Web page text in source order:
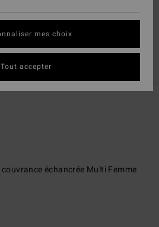
échancrée Multi Femme
mes choix
Tout accepter